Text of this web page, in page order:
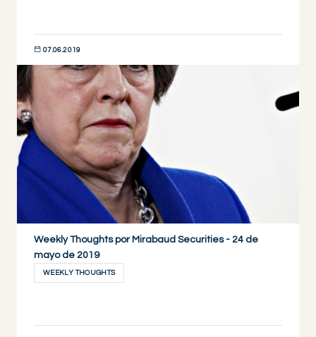
07.06.2019
DESCUBRIR AHORA
Weekly Thoughts por Mirabaud Securities - 24 de
mayo de 2019
WEEKLY THOUGHTS